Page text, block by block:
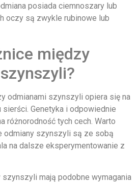
posiada ciemnoszary lub
oczy są zwykle rubinowe lub
między
odmianami szynszyli opiera się na
Genetyka i odpowiednie
różnorodność tych cech. Warto
odmiany szynszyli są ze sobą
na dalsze eksperymentowanie z
szynszyli mają podobne wymagania